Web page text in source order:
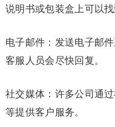
说明书或包装盒上可以找
电子邮件：发送电子邮
客服人员会尽快回复。
社交媒体：许多公司通
等提供客户服务。